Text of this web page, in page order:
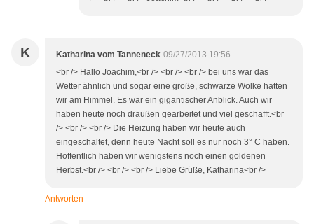
K Katharina vom Tanneneck 09/27/2013 19:56
<br /> Hallo Joachim,<br /> <br /> <br /> bei uns war das
Wetter ähnlich und sogar eine große, schwarze Wolke hatten
wir am Himmel. Es war ein gigantischer Anblick. Auch wir
haben heute noch draußen gearbeitet und viel geschafft.<br
/> <br /> <br /> Die Heizung haben wir heute auch
eingeschaltet, denn heute Nacht soll es nur noch 3° C haben.
Hoffentlich haben wir wenigstens noch einen goldenen
Herbst.<br /> <br /> <br /> Liebe Grüße, Katharina<br />
Antworten